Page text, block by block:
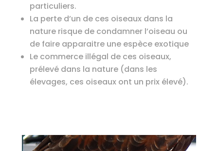
particuliers.
La perte d’un de ces oiseaux dans la
nature risque de condamner l’oiseau ou
de faire apparaitre une espèce exotique
Le commerce illégal de ces oiseaux,
prélevé dans la nature (dans les
élevages, ces oiseaux ont un prix élevé).